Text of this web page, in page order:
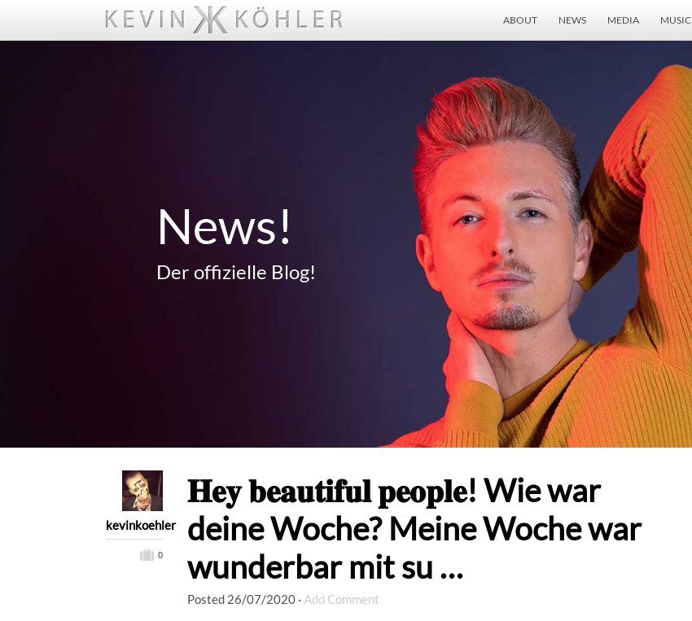
ABOUT NEWS MEDIA MUSIC
News!
Der offizielle Blog!
kevinkoehler
0
𝐇𝐞𝐲 𝐛𝐞𝐚𝐮𝐭𝐢𝐟𝐮𝐥 𝐩𝐞𝐨𝐩𝐥𝐞! Wie war
deine Woche? Meine Woche war
wunderbar mit su …
Posted 26/07/2020 · Add Comment